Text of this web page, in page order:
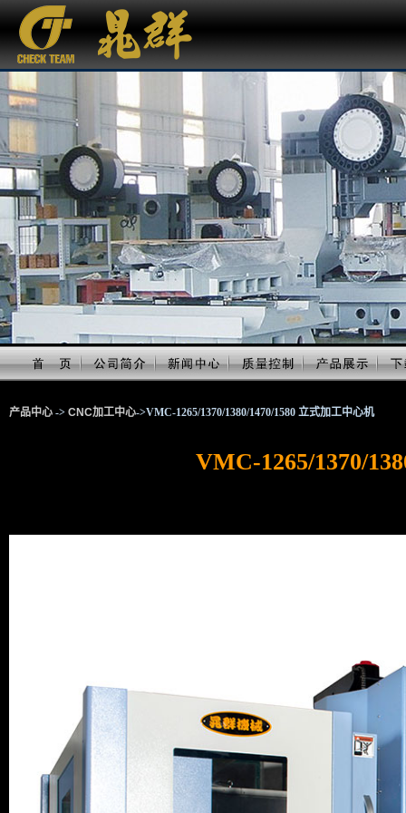
产品中心 -> CNC加工中心->VMC-1265/1370/1380/1470/1580 立式加工中心机
VMC-1265/1370/